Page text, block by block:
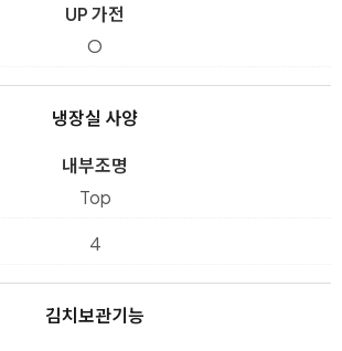
UP 가전
O
냉장실 사양
내부조명
Top
4
김치보관기능